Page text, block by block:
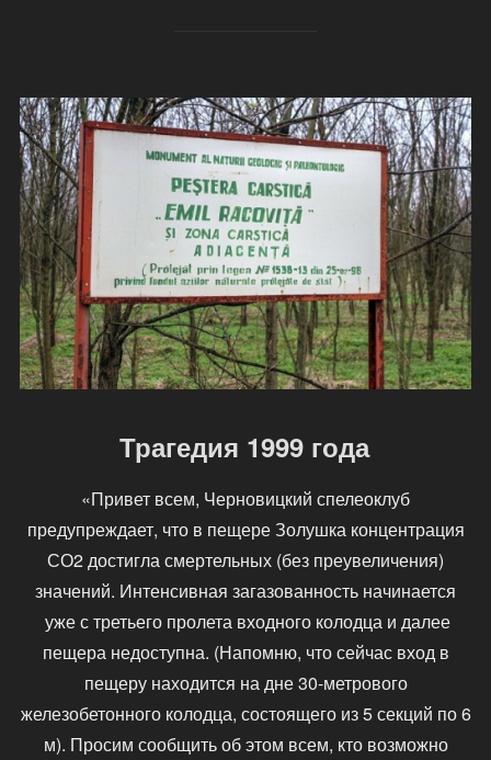
Трагедия 1999 года
«Привет всем, Черновицкий спелеоклуб
предупреждает, что в пещере Золушка концентрация
СО2 достигла смертельных (без преувеличения)
значений. Интенсивная загазованность начинается
уже с третьего пролета входного колодца и далее
пещера недоступна. (Напомню, что сейчас вход в
пещеру находится на дне 30-метрового
железобетонного колодца, состоящего из 5 секций по 6
м). Просим сообщить об этом всем, кто возможно